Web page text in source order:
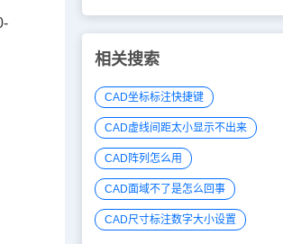
相关搜索
CAD坐标标注快捷键
CAD虚线间距太小显示不出来
CAD阵列怎么用
CAD面域不了是怎么回事
CAD尺寸标注数字大小设置